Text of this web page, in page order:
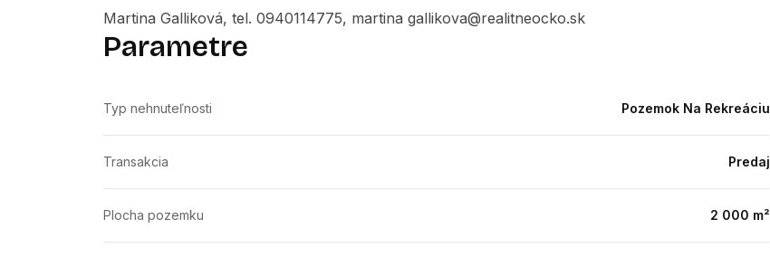
Martina Galliková, tel. 0940114775, martina gallikova@realitneocko.sk
Parametre
Typ nehnuteľnosti Pozemok Na Rekreáciu
Transakcia Predaj
Plocha pozemku 2 000 m²